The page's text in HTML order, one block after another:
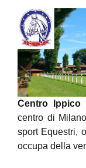
Centro Ippico
centro di
sport Equestri,
occupa della